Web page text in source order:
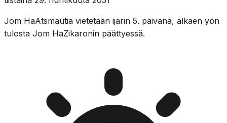
Jom HaAtsmautia vietetään ijarin 5. päivänä, alkaen yön
tulosta Jom HaZikaronin päättyessä.